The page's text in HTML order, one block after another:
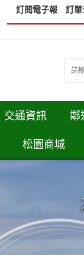
訂閱電子報 訂單
交通資訊 鄰
松園商城